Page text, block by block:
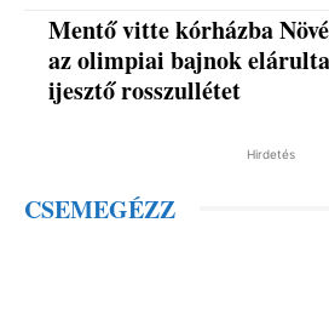
Mentő vitte kórházba
az olimpiai bajnok
ijesztő rosszullétet
Hirdetés
CSEMEGÉZZ